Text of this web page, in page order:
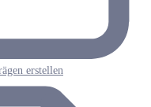
erstellen